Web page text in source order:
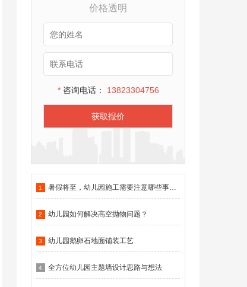
价格透明
*咨询电话： 13823304756
获取报价
1 暑假将至，幼儿园施工需要注意哪些事项？
2 幼儿园如何解决高空抛物问题？
3 幼儿园鹅卵石地面铺装工艺
4 全方位幼儿园主题墙设计思路与想法